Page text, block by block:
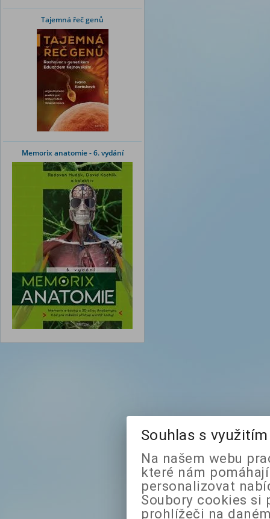
Tajemná řeč genů
Memorix anatomie - 6. vydání
Souhlas s
Na našem webu
které nám
personalizovat
Soubory cookies si
prohlížeči na